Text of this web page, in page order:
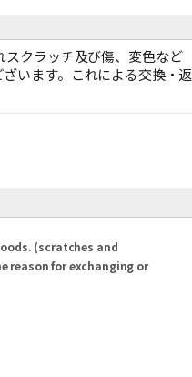
スクラッチ及び傷、変色など
います。これによる交換・返
(scratches and
reason for exchanging or